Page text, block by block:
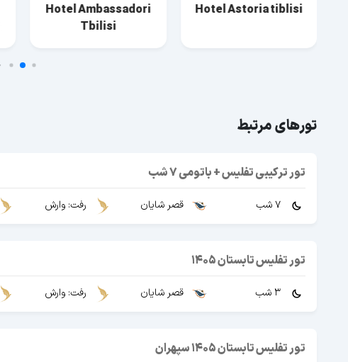
Hotel Astoria tiblisi
Hotel Ambassadori
Tbilisi
تورهای مرتبط
تور ترکیبی تفلیس + باتومی 7 شب
قصر شایان رفت: وارش
تور تفلیس تابستان 1405
قصر شایان رفت: وارش
تور تفلیس تابستان 1405 سپهران